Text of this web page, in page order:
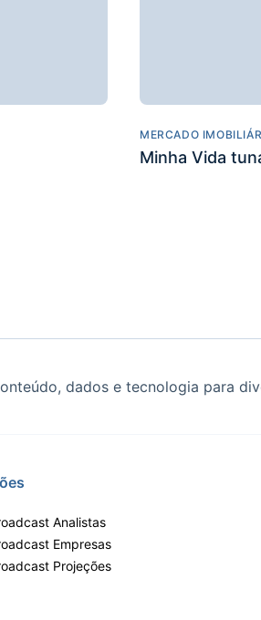
MERCADO
Minha Vida
dados e tecnologia para
Analistas
Empresas
Projeções